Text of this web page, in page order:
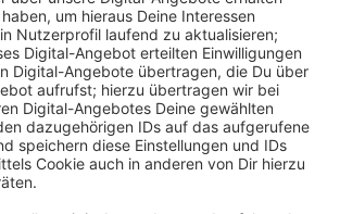
beispielsweise aus der
der größten Belastungsfaktoren
neben dieser Quarantäneangst ist
Leistungsstress durch die